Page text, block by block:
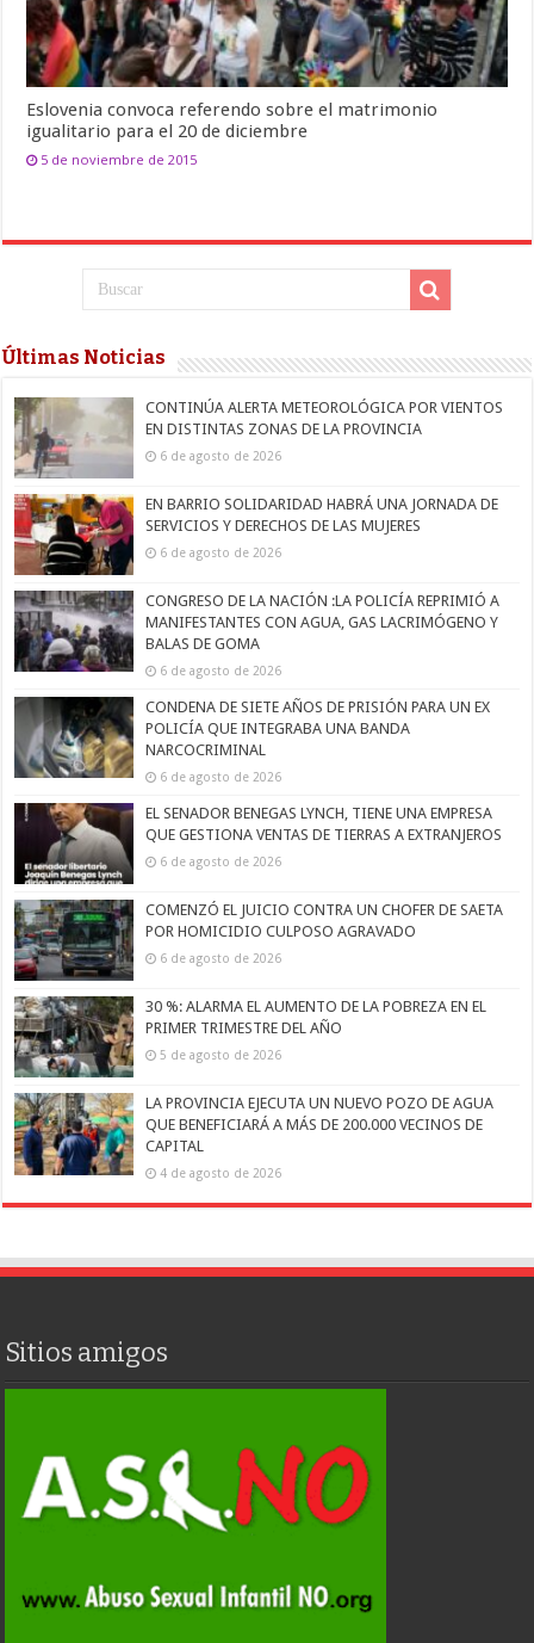
Eslovenia convoca referendo sobre el matrimonio
igualitario para el 20 de diciembre
5 de noviembre de 2015
Últimas Noticias
CONTINÚA ALERTA METEOROLÓGICA POR VIENTOS
EN DISTINTAS ZONAS DE LA PROVINCIA
6 de agosto de 2026
EN BARRIO SOLIDARIDAD HABRÁ UNA JORNADA DE
SERVICIOS Y DERECHOS DE LAS MUJERES
6 de agosto de 2026
CONGRESO DE LA NACIÓN :LA POLICÍA REPRIMIÓ A
MANIFESTANTES CON AGUA, GAS LACRIMÓGENO Y
BALAS DE GOMA
6 de agosto de 2026
CONDENA DE SIETE AÑOS DE PRISIÓN PARA UN EX
POLICÍA QUE INTEGRABA UNA BANDA
NARCOCRIMINAL
6 de agosto de 2026
EL SENADOR BENEGAS LYNCH, TIENE UNA EMPRESA
QUE GESTIONA VENTAS DE TIERRAS A EXTRANJEROS
6 de agosto de 2026
COMENZÓ EL JUICIO CONTRA UN CHOFER DE SAETA
POR HOMICIDIO CULPOSO AGRAVADO
6 de agosto de 2026
30 %: ALARMA EL AUMENTO DE LA POBREZA EN EL
PRIMER TRIMESTRE DEL AÑO
5 de agosto de 2026
LA PROVINCIA EJECUTA UN NUEVO POZO DE AGUA
QUE BENEFICIARÁ A MÁS DE 200.000 VECINOS DE
CAPITAL
4 de agosto de 2026
Sitios amigos